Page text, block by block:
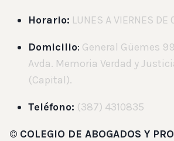
Horario: LUNES A VIERNES
Domicilio: General Güemes
Avda. Memoria Verdad y
(Capital).
Teléfono: (387) 4310835
© COLEGIO DE ABOGADOS Y